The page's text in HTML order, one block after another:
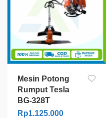
Mesin Potong
Rumput Tesla
BG-328T
Rp1.125.000